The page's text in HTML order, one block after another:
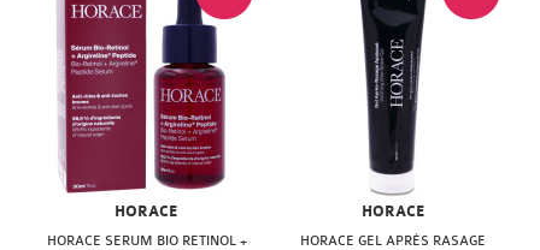
HORACE
HORACE SERUM BIO RETINOL +
HORACE
HORACE GEL APRÈS RASAGE